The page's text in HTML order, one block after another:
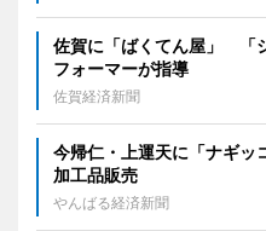
佐賀に「ばくてん屋」 「
フォーマーが指導
佐賀経済新聞
今帰仁・上運天に「ナギ
加工品販売
やんばる経済新聞